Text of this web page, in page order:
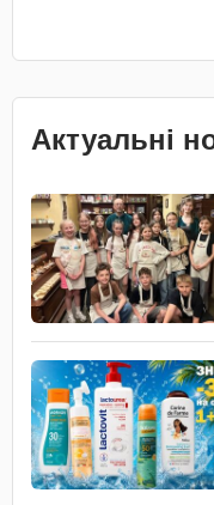
Актуальні